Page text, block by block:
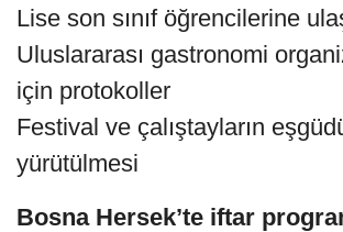
Lise son sınıf öğrencilerine
Uluslararası gastronomi
için protokoller
Festival ve çalıştayların
yürütülmesi
Bosna Hersek’te iftar